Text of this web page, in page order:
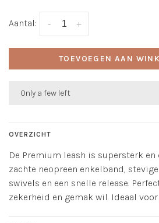
Aantal: +
-
TOEVOEGEN AAN
Only a few left
OVERZICHT
De Premium leash is supersterk
zachte neopreen enkelband,
swivels en een snelle release.
zekerheid en gemak wil. Ideaal